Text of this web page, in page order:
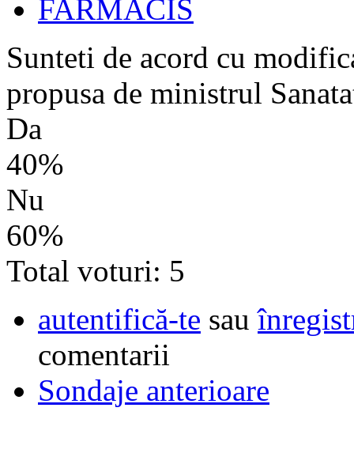
FARMACIS
Sunteti de acord cu
propusa de ministrul
Da
40%
Nu
60%
Total voturi: 5
autentifică-te sau
comentarii
Sondaje anterioare